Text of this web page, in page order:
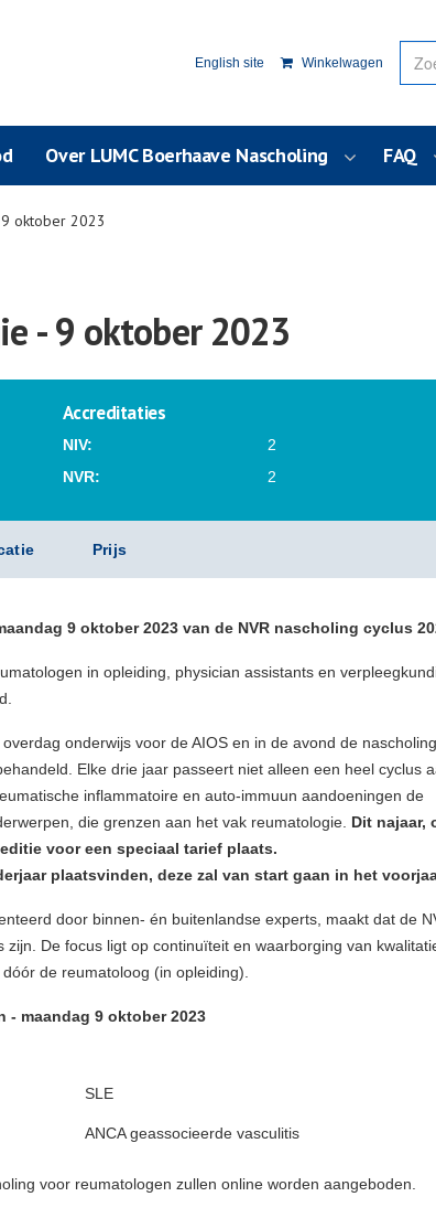
English site Winkelwagen
Over LUMC Boerhaave Nascholing FAQ
9 oktober 2023
- 9 oktober 2023
Accreditaties
NIV:
2
NVR:
2
Prijs
9 oktober 2023 van de NVR nascholing cyclus
in opleiding, physician assistants en
onderwijs voor de AIOS en in de avond de nascholing
Elke drie jaar passeert niet alleen een heel cyclus
inflammatoire en auto-immuun aandoeningen de
die grenzen aan het vak reumatologie. Dit najaar,
voor een speciaal tarief plaats.
plaatsvinden, deze zal van start gaan in het
door binnen- én buitenlandse experts, maakt dat de
De focus ligt op continuïteit en waarborging van
de reumatoloog (in opleiding).
maandag 9 oktober 2023
SLE
ANCA geassocieerde vasculitis
voor reumatologen zullen online worden aangeboden.